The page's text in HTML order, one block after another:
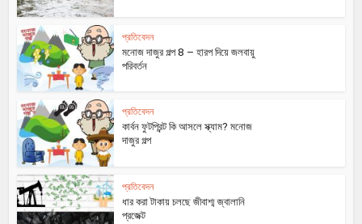
প্রতিবেদন
মনোজ দাজুর গল্প 8 – হারপ দিয়ে জলবায়ু
পরিবর্তন
প্রতিবেদন
কার্বন ফুটপ্রিন্ট কি আসলে স্ক্যাম? মনোজ
দাজুর গল্প
প্রতিবেদন
ধার করা টাকায় চলছে জীবাশ্ম জ্বালানি
প্রজেক্ট